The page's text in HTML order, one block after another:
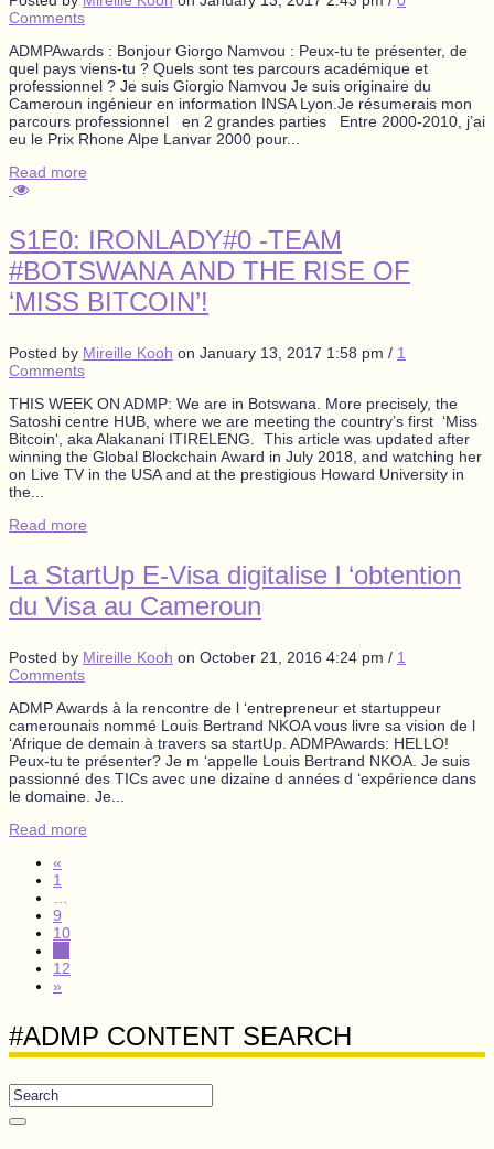
Comments
ADMPAwards : Bonjour Giorgo Namvou : Peux-tu te présenter, de
quel pays viens-tu ? Quels sont tes parcours académique et
professionnel ? Je suis Giorgio Namvou Je suis originaire du
Cameroun ingénieur en information INSA Lyon.Je résumerais mon
parcours professionnel en 2 grandes parties Entre 2000-2010, j’ai
eu le Prix Rhone Alpe Lanvar 2000 pour...
Read more
S1E0: IRONLADY#0 -TEAM
#BOTSWANA AND THE RISE OF
‘MISS BITCOIN’!
Posted by Mireille Kooh on January 13, 2017 1:58 pm / 1
Comments
THIS WEEK ON ADMP: We are in Botswana. More precisely, the
Satoshi centre HUB, where we are meeting the country’s first ‘Miss
Bitcoin‘, aka Alakanani ITIRELENG. This article was updated after
winning the Global Blockchain Award in July 2018, and watching her
on Live TV in the USA and at the prestigious Howard University in
the...
Read more
La StartUp E-Visa digitalise l ‘obtention
du Visa au Cameroun
Posted by Mireille Kooh on October 21, 2016 4:24 pm / 1
Comments
ADMP Awards à la rencontre de l ‘entrepreneur et startuppeur
camerounais nommé Louis Bertrand NKOA vous livre sa vision de l
‘Afrique de demain à travers sa startUp. ADMPAwards: HELLO!
Peux-tu te présenter? Je m ‘appelle Louis Bertrand NKOA. Je suis
passionné des TICs avec une dizaine d années d ‘expérience dans
le domaine. Je...
Read more
«
1
9
10
12
»
#ADMP CONTENT SEARCH